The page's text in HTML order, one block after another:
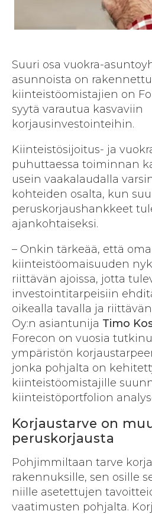
Suuri osa vuokra-
asunnoista on rakennettu
kiinteistöomistajien on
syytä varautua kasvaviin
korjausinvestointeihin.
Kiinteistösijoitus- ja
puhuttaessa toiminnan
usein vaakalaudalla
kohteiden osalta, kun
peruskorjaushankkeet
ajankohtaiseksi.
– Onkin tärkeää, että
kiinteistöomaisuuden
riittävän ajoissa, jotta
investointitarpeisiin
oikealla tavalla ja
Oy:n asiantunija Timo
Forecon on vuosia
ympäristön
jonka pohjalta on
kiinteistöomistajille
kiinteistöportfolion
Korjaustarve on
peruskorjausta
Pohjimmiltaan tarve
rakennuksille, sen osille
niille asetettujen
vaatimusten pohjalta.